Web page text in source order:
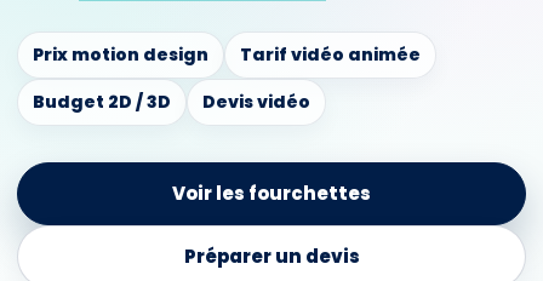
Prix motion design
Tarif vidéo animée
Budget 2D / 3D
Devis vidéo
Voir les fourchettes
Préparer un devis